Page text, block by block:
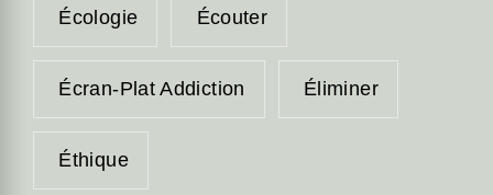
Écologie Écouter
Écran-Plat Addiction Éliminer
Éthique